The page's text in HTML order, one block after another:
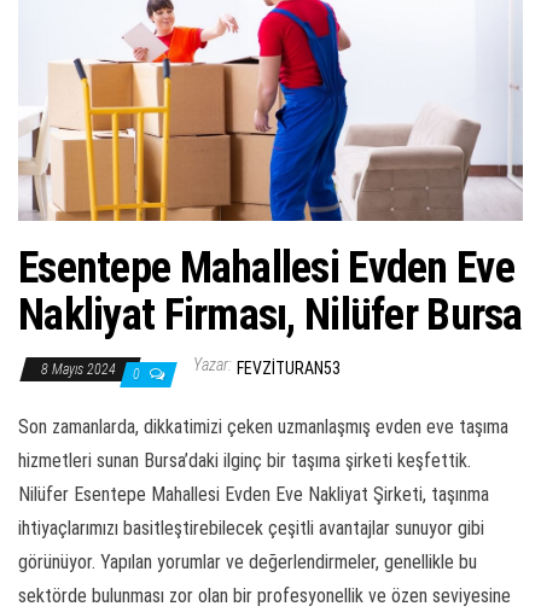
Esentepe Mahallesi Evden Eve
Nakliyat Firması, Nilüfer Bursa
8 Mayıs 2024 0 Yazar: FEVZITURAN53
Son zamanlarda, dikkatimizi çeken uzmanlaşmış evden eve taşıma
hizmetleri sunan Bursa’daki ilginç bir taşıma şirketi keşfettik.
Nilüfer Esentepe Mahallesi Evden Eve Nakliyat Şirketi, taşınma
ihtiyaçlarımızı basitleştirebilecek çeşitli avantajlar sunuyor gibi
görünüyor. Yapılan yorumlar ve değerlendirmeler, genellikle bu
sektörde bulunması zor olan bir profesyonellik ve özen seviyesine